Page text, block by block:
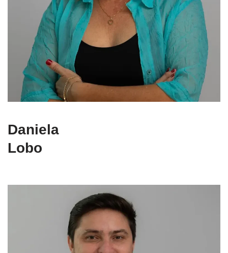
Daniela
Lobo